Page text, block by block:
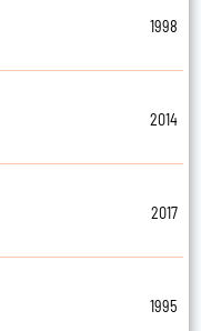
1998
2014
2017
1995